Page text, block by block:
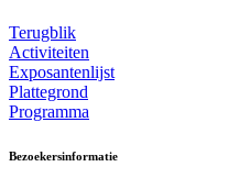
Terugblik
Activiteiten
Exposantenlijst
Plattegrond
Programma
Bezoekersinformatie